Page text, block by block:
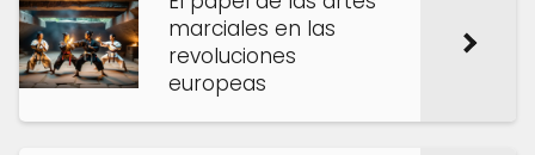
marciales en las
revoluciones
europeas